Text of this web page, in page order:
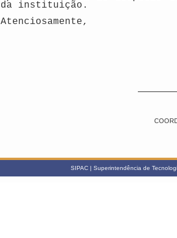
da instituição.
Atenciosamente,
SIPAC | Superintendência de